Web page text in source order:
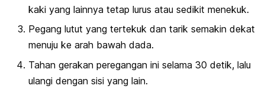
kaki yang lainnya tetap lurus atau sedikit menekuk.
Pegang lutut yang tertekuk dan tarik semakin dekat
menuju ke arah bawah dada.
Tahan gerakan peregangan ini selama 30 detik, lalu
ulangi dengan sisi yang lain.